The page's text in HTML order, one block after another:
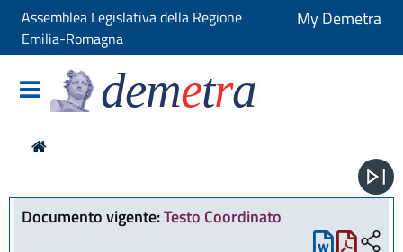
Assemblea Legislativa della Regione
Emilia-Romagna
My Demetra
demetra
Documento vigente:Testo Coordinato